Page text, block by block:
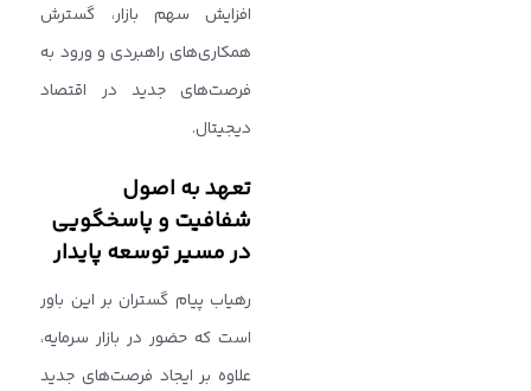
افزایش سهم بازار، گسترش
همکاری‌های راهبردی و ورود به
فرصت‌های جدید در اقتصاد
دیجیتال.
تعهد به اصول
شفافیت و پاسخگویی
در مسیر توسعه پایدار
رهیاب پیام ‌گستران بر این باور
است که حضور در بازار سرمایه،
علاوه بر ایجاد فرصت‌های جدید